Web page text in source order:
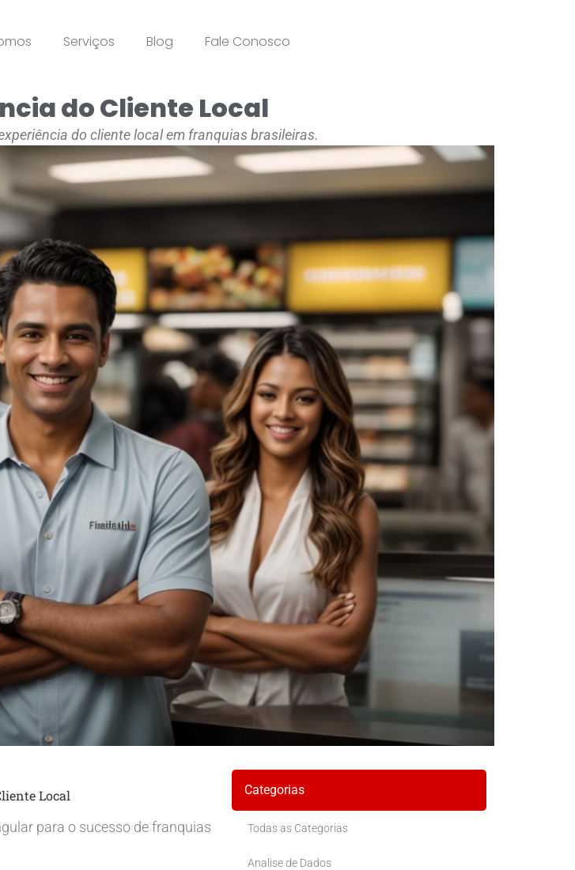
Serviços Blog Fale Conosco
do Cliente Local
do cliente local em franquias brasileiras.
Local
para o sucesso de franquias
Categorias
Todas as Categorias
Analise de Dados